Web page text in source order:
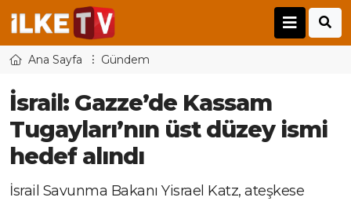
Ana Sayfa Gündem
İsrail: Gazze’de Kassam
Tugayları’nın üst düzey ismi
hedef alındı
İsrail Savunma Bakanı Yisrael Katz, ateşkese